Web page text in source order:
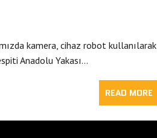
kamera, cihaz robot kullanılarak
Anadolu Yakası…
READ MORE